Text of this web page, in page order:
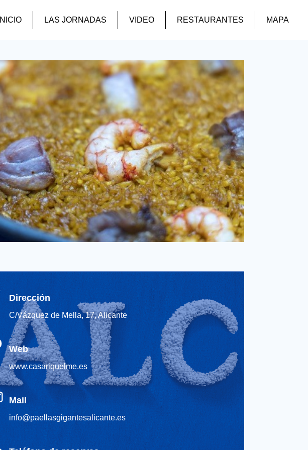
INICIO LAS JORNADAS VIDEO RESTAURANTES MAPA
Dirección
C/Vázquez de Mella, 17, Alicante
Web
www.casariquelme.es
Mail
info@paellasgigantesalicante.es